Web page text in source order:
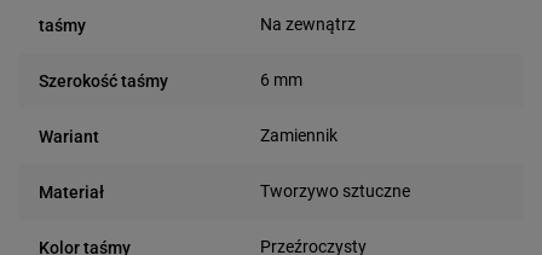
taśmy
Na zewnątrz
Szerokość taśmy 6 mm
Wariant Zamiennik
Materiał Tworzywo sztuczne
Kolor taśmy Przeźroczysty